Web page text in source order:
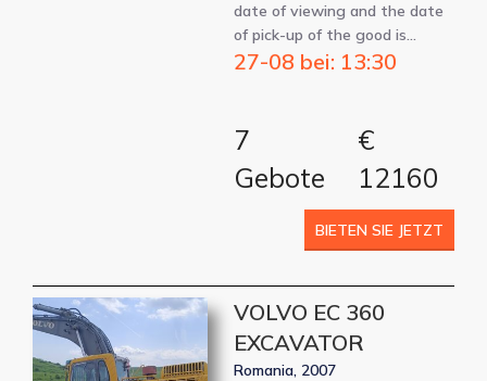
date of viewing and the date
of pick-up of the good is…
27-08 bei: 13:30
7
Gebote
€
12160
BIETEN SIE JETZT
VOLVO EC 360
EXCAVATOR
Romania, 2007